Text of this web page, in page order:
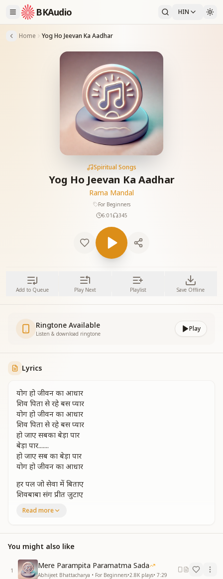
BKAudio HIN
Home Yog Ho Jeevan Ka Aadhar
Spiritual Songs
Yog Ho Jeevan Ka Aadhar
Rama Mandal
For Beginners
6:01
345
Add to Queue Play Next Playlist Save Offline
Ringtone Available
Listen & download ringtone
Play
Lyrics
योग हो जीवन का आधार
शिव पिता से रहे बस प्यार
योग हो जीवन का आधार
शिव पिता से रहे बस प्यार
हो जाए सबका बेड़ा पार
बेड़ा पार.......
हो जाए सब का बेड़ा पार
योग हो जीवन का आधार
हर पल जो सेवा में बिताए
शिवबाबा संग प्रीत जुटाए
शिव बाबा संग प्रीत जुटाए
हो जाए सब का बेड़ा पार
बेड़ा पार.......
हो जाए सब का बेड़ा पार
योग हो जीवन का आधार.......
Read more
You might also like
1
Mere Parampita Paramatma Sada
Abhijeet Bhattacharya • For Beginners•2.8K plays• 7:29